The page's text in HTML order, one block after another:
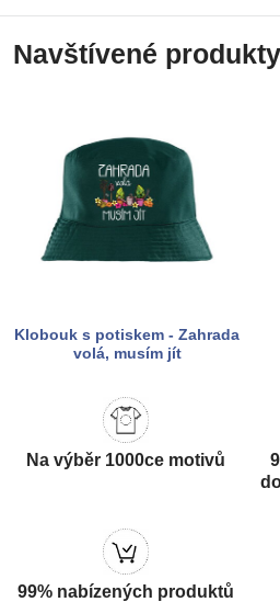
Navštívené produkty
Klobouk s potiskem - Zahrada
volá, musím jít
Na výběr 1000ce motivů
99% nabízených produktů